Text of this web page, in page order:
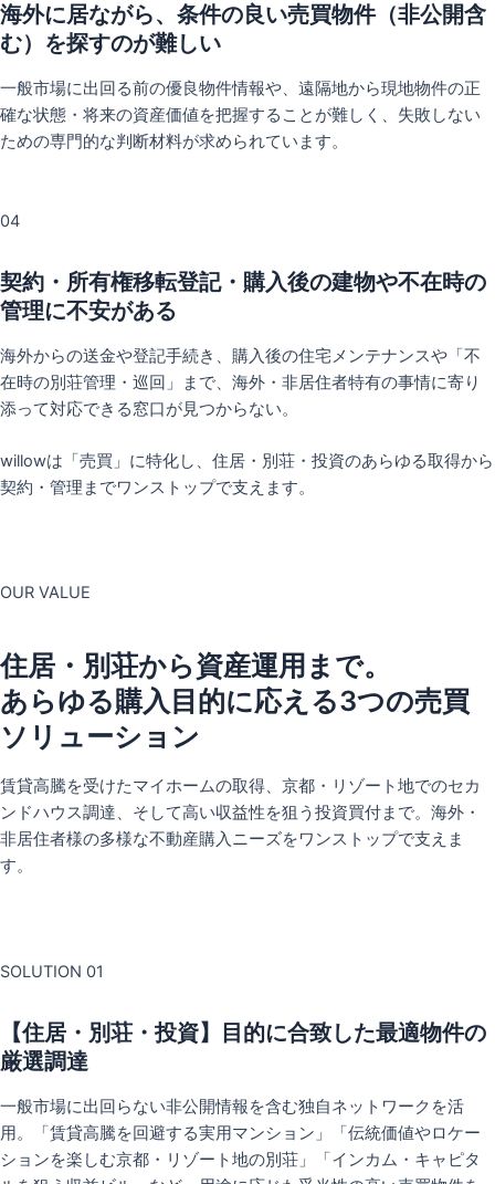
海外に居ながら、条件の良い売買物件（非公開含
む）を探すのが難しい
一般市場に出回る前の優良物件情報や、遠隔地から現地物件の正
確な状態・将来の資産価値を把握することが難しく、失敗しない
ための専門的な判断材料が求められています。
04
契約・所有権移転登記・購入後の建物や不在時の
管理に不安がある
海外からの送金や登記手続き、購入後の住宅メンテナンスや「不
在時の別荘管理・巡回」まで、海外・非居住者特有の事情に寄り
添って対応できる窓口が見つからない。
willowは「売買」に特化し、住居・別荘・投資のあらゆる取得から
契約・管理までワンストップで支えます。
OUR VALUE
住居・別荘から資産運用まで。
あらゆる購入目的に応える3つの売買
ソリューション
賃貸高騰を受けたマイホームの取得、京都・リゾート地でのセカ
ンドハウス調達、そして高い収益性を狙う投資買付まで。海外・
非居住者様の多様な不動産購入ニーズをワンストップで支えま
す。
SOLUTION 01
【住居・別荘・投資】目的に合致した最適物件の
厳選調達
一般市場に出回らない非公開情報を含む独自ネットワークを活
用。「賃貸高騰を回避する実用マンション」「伝統価値やロケー
ションを楽しむ京都・リゾート地の別荘」「インカム・キャピタ